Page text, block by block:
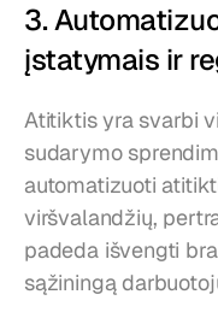
3.
įstatymais ir
Atitiktis yra svarbi
sudarymo
automatizuoti
viršvalandžių,
padeda išvengti
sąžiningą